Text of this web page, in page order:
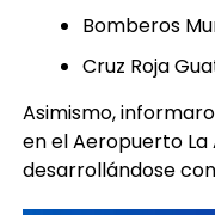
Bomberos
Cruz Roja
Asimismo,
en el Aeropuerto
desarrollándose con